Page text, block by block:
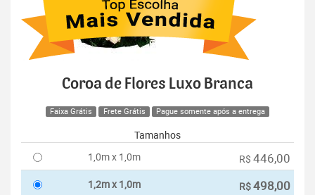
Coroa de Flores Luxo Branca
Faixa Grátis Frete Grátis Pague somente após a entrega
Tamanhos
1,0m x 1,0m
R$ 446,00
1,2m x 1,0m R$498,00